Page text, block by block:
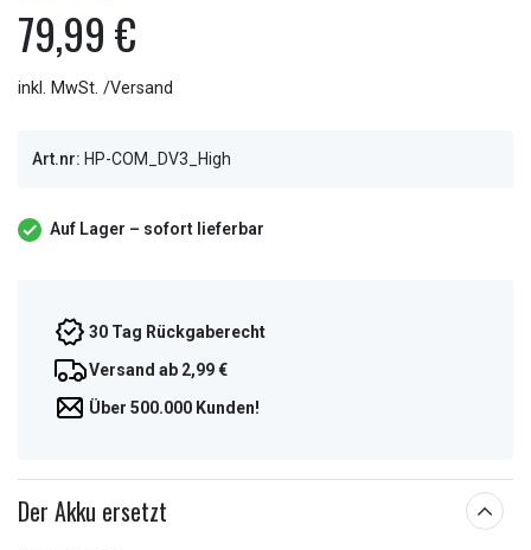
79,99 €
inkl. MwSt. /Versand
Art.nr: HP-COM_DV3_High
Auf Lager – sofort lieferbar
30 Tag Rückgaberecht
Versand ab 2,99 €
Über 500.000 Kunden!
Der Akku ersetzt